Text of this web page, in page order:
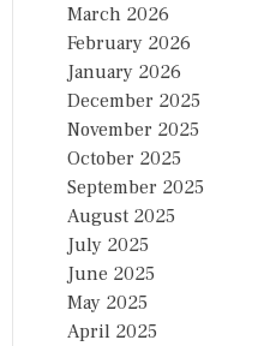
March 2026
February 2026
January 2026
December 2025
November 2025
October 2025
September 2025
August 2025
July 2025
June 2025
May 2025
April 2025